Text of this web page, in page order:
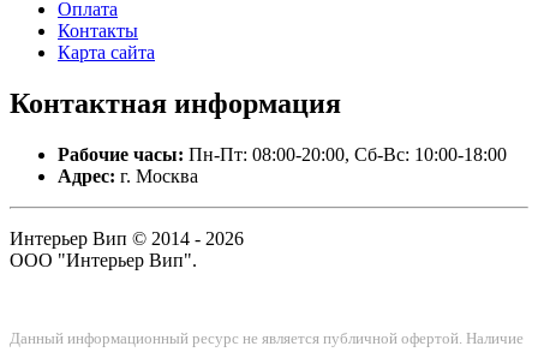
Оплата
Контакты
Карта сайта
Контактная информация
Рабочие часы: Пн-Пт: 08:00-20:00, Сб-Вс: 10:00-18:00
Адрес: г. Москва
Интерьер Вип © 2014 - 2026
ООО "Интерьер Вип".
Данный информационный ресурс не является публичной офертой. Наличие